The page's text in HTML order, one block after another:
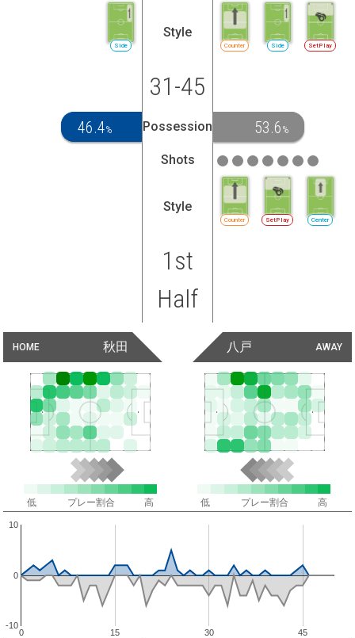
Side
Style
Counter Side SetPlay
31-45
46.4% Possession 53.6 %
Shots
Style
Counter SetPlay Center
1st
Half
HOME 秋田 AWAY
八戸
低 プレー割合 高 低 プレー割合 高
0 15 30 45
-10
0
10